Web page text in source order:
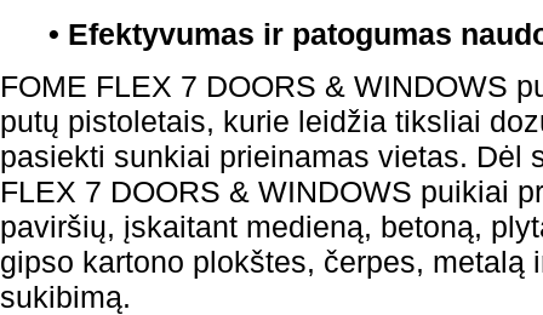
• Efektyvumas ir patogumas
FOME FLEX 7 DOORS & WINDOWS
putų pistoletais, kurie leidžia tiksliai
pasiekti sunkiai prieinamas vietas. Dėl
FLEX 7 DOORS & WINDOWS puikiai
paviršių, įskaitant medieną, betoną,
gipso kartono plokštes, čerpes, metalą
sukibimą.